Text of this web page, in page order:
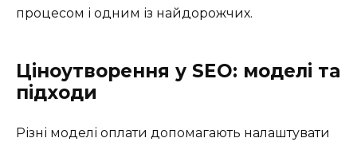
процесом і одним із найдорожчих.
Ціноутворення у SEO: моделі та
підходи
Різні моделі оплати допомагають налаштувати